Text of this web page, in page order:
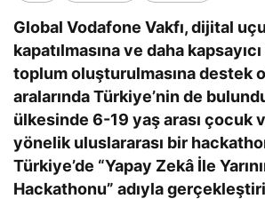
Global Vodafone Vakfı, dijital
kapatılmasına ve daha
toplum oluşturulmasına destek
aralarında Türkiye’nin de
ülkesinde 6-19 yaş arası çocuk
yönelik uluslararası bir
Türkiye’de “Yapay Zekâ İle
Hackathonu” adıyla